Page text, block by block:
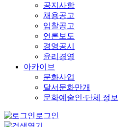
공지사항
채용공고
입찰공고
언론보도
경영공시
윤리경영
아카이브
문화사업
달서문화만개
문화예술인·단체 정보
로그인